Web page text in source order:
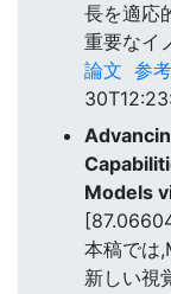
長を適応
重要なイ
論文 参
Models
本稿では
新しい視